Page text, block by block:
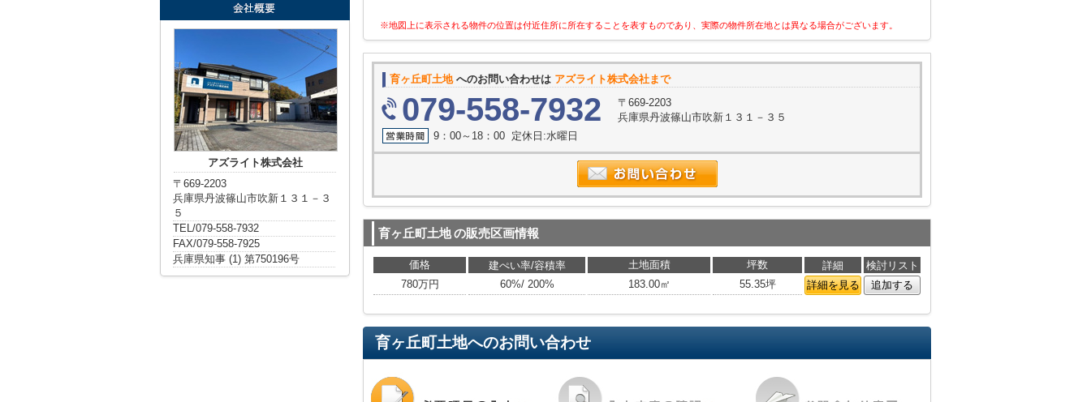
※地図上に表示される物件の位置は付近住所に所在することを表すものであり、実際の物件所在地とは異なる場合がございます。
育ヶ丘町土地へのお問い合わせは アズライト株式会社まで
079-558-7932
〒669-2203
兵庫県丹波篠山市吹新１３１－３５
9：00～18：00 定休日:水曜日
育ヶ丘町土地の販売区画情報
価格 建ぺい率/容積率 土地面積 坪数 詳細
検討リスト
780万円
60%/ 200% 183.00㎡ 55.35坪 詳細を見る 追加する
育ヶ丘町土地へのお問い合わせ
アズライト株式会社
〒669-2203
兵庫県丹波篠山市吹新１３１－３
５
TEL/079-558-7932
FAX/079-558-7925
兵庫県知事 (1) 第750196号